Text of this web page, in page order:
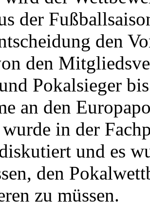
der
den
den
Pokalsieger
an den
in der
und es
den
zu müssen.